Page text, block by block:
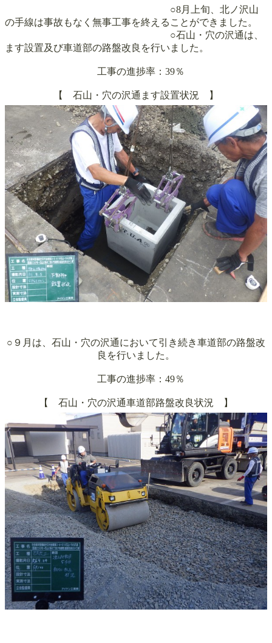
○8月上旬、 北ノ沢山
の手線は事故もなく無事工事を終えることができました。
○石山・穴の沢通は、
ます設置及び車道部の路盤改良を行いました。
工事の進捗率：39％
【 石山・穴の沢通 ます設置状況 】
○９月は、石山・穴の沢通において引き続き車道部の路盤改
良を行いました。
工事の進捗率：49％
【 石山・穴の沢通車道部路盤改良状況 】